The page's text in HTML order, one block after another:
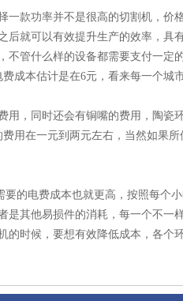
一款功率并不是很高的切割机，
后就可以有效提升生产的效率，
不管什么样的设备都需要支付一
成本估计是在6元，看来每一个城
用，同时还会有铜嘴的费用，陶
用在一元到两元左右，当然如果
的电费成本也就更高，按照每个
是其他易损件的消耗，每一个不
时候，要想有效降低成本，各个